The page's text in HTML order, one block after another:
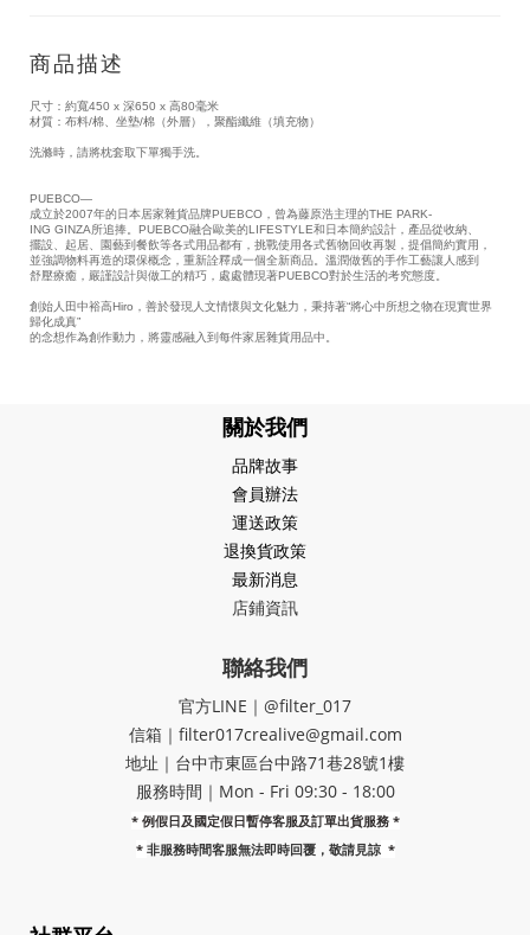
商品描述
尺寸：約寬450 x 深650 x 高80毫米
材質：布料/棉、坐墊/棉（外層），聚酯纖維（填充物）
洗滌時，請將枕套取下單獨手洗。
PUEBCO—
成立於2007年的日本居家雜貨品牌PUEBCO，曾為藤原浩主理的THE PARK-
ING GINZA所追捧。PUEBCO融合歐美的LIFESTYLE和日本簡約設計，產品從收納、
擺設、起居、園藝到餐飲等各式用品都有，挑戰使用各式舊物回收再製，提倡簡約實用，
並強調物料再造的環保概念，重新詮釋成一個全新商品。溫潤做舊的手作工藝讓人感到
舒壓療癒，嚴謹設計與做工的精巧，處處體現著PUEBCO對於生活的考究態度。
創始人田中裕高Hiro，善於發現人文情懷與文化魅力，秉持著“將心中所想之物在現實世界
歸化成真”
的念想作為創作動力，將靈感融入到每件家居雜貨用品中。
關於我們
品牌故事
會員辦法
運送政策
退換貨政策
最新消息
店鋪資訊
聯絡我們
官方LINE｜@filter_017
信箱｜filter017crealive@gmail.com
地址｜​台中市東區台中路71巷28號1樓
服務時間｜Mon - Fri 09:30 - 18:00
* 例假日及國定假日暫停客服及訂單出貨服務 *
* 非服務時間客服無法即時回覆，敬請見諒 *